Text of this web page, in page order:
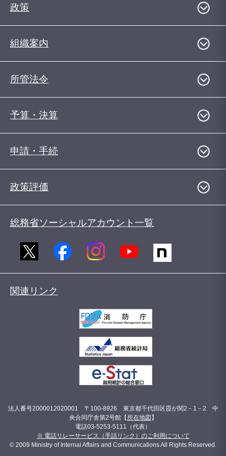
政策
組織案内
所管法令
予算・決算
申請・手続
政策評価
総務省ソーシャルアカウント一覧
関連リンク
法人番号2000012020001 〒100-8926 東京都千代田区霞が関2－1－2 中
央合同庁舎第2号館【 所在地図 】
電話03-5253-5111（代表）
※ 電話リレーサービス（手話リンク）のご利用について
© 2009 Ministry of Internal Affairs and Communications All Rights Reserved.